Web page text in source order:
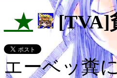
_★ [TVA]
エーベッ糞